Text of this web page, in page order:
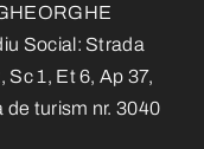
Social: Strada
Sc 1, Et 6, Ap 37,
de turism nr. 3040